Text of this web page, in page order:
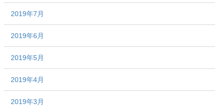
2019年7月
2019年6月
2019年5月
2019年4月
2019年3月